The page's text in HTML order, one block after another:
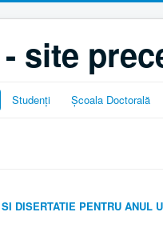
site
Studenți Școala Doctorală
DISERTATIE PENTRU ANUL